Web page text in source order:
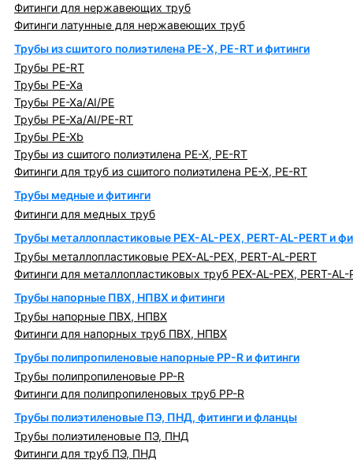
Фитинги для нержавеющих труб
Фитинги латунные для нержавеющих труб
Трубы из сшитого полиэтилена PE-X, PE-RT и фитинги
Трубы PE-RT
Трубы PE-Xa
Трубы PE-Xa/AI/PE
Трубы PE-Xa/AI/PE-RT
Трубы PE-Xb
Трубы из сшитого полиэтилена PE-X, PE-RT
Фитинги для труб из сшитого полиэтилена PE-X, PE-RT
Трубы медные и фитинги
Фитинги для медных труб
Трубы металлопластиковые PEX-AL-PEX, PERT-AL-PERT и
Трубы металлопластиковые PEX-AL-PEX, PERT-AL-PERT
Фитинги для металлопластиковых труб PEX-AL-PEX, PERT-AL-
Трубы напорные ПВХ, НПВХ и фитинги
Трубы напорные ПВХ, НПВХ
Фитинги для напорных труб ПВХ, НПВХ
Трубы полипропиленовые напорные PP-R и фитинги
Трубы полипропиленовые PP-R
Фитинги для полипропиленовых труб PP-R
Трубы полиэтиленовые ПЭ, ПНД, фитинги и фланцы
Трубы полиэтиленовые ПЭ, ПНД
Фитинги для труб ПЭ, ПНД